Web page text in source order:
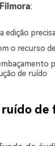
:
edição
o recurso
de ruído